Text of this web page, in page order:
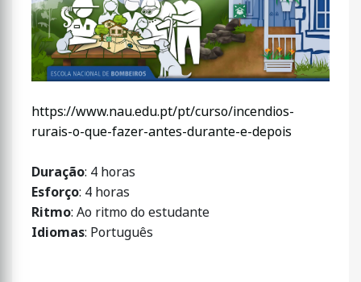
https://www.nau.edu.pt/pt/curso/incendios-
rurais-o-que-fazer-antes-durante-e-depois
Duração: 4 horas
Esforço: 4 horas
Ritmo: Ao ritmo do estudante
Idiomas: Português